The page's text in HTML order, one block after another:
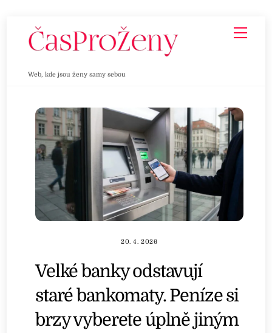
Web, kde jsou ženy samy sebou
20. 4. 2026
Velké banky odstavují
staré bankomaty. Peníze si
brzy vyberete úplně jiným